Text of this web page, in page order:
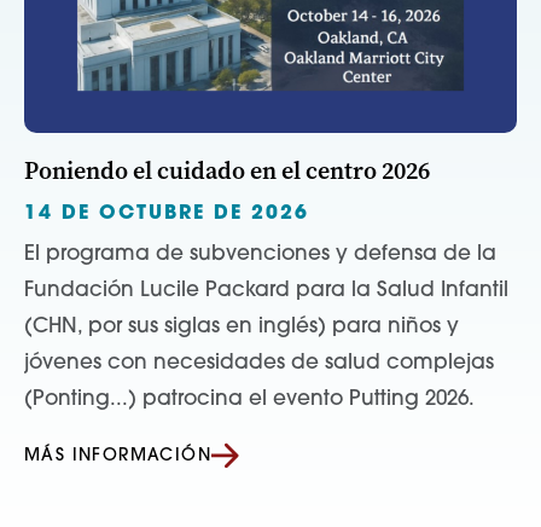
Poniendo el cuidado en el centro 2026
14 DE OCTUBRE DE 2026
El programa de subvenciones y defensa de la
Fundación Lucile Packard para la Salud Infantil
(CHN, por sus siglas en inglés) para niños y
jóvenes con necesidades de salud complejas
(Ponting...) patrocina el evento Putting 2026.
MÁS INFORMACIÓN